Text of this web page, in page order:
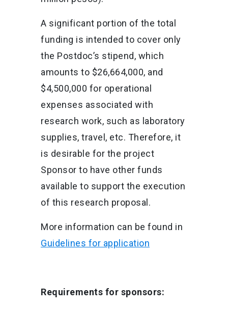
A significant portion of the total
funding is intended to cover only
the Postdoc’s stipend, which
amounts to $26,664,000, and
$4,500,000 for operational
expenses associated with
research work, such as laboratory
supplies, travel, etc. Therefore, it
is desirable for the project
Sponsor to have other funds
available to support the execution
of this research proposal.
More information can be found in
Guidelines for application
Requirements for sponsors: